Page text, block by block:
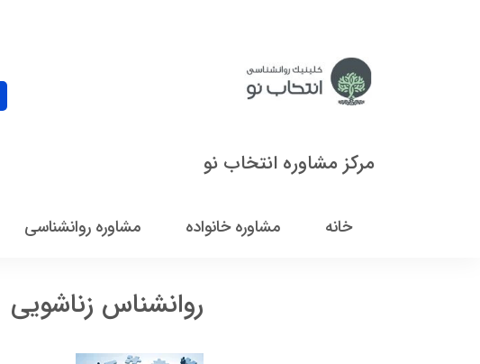
مرکز مشاوره انتخاب نو
خانه مشاوره خانواده مشاوره روانشناسی
روانشناس زناشویی